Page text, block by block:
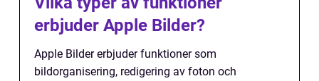
erbjuder Apple Bilder?
Apple Bilder erbjuder funktioner som
bildorganisering, redigering av foton och